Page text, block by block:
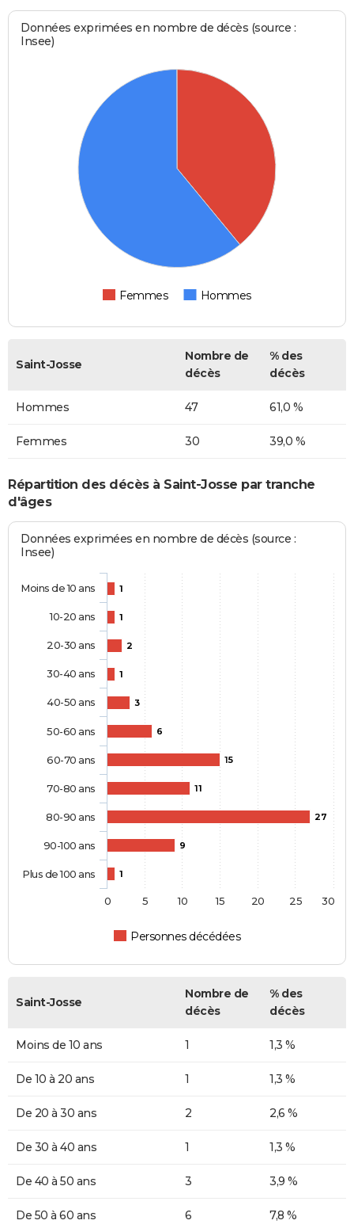
Données exprimées en nombre de décès (source :
Insee)
Femmes Hommes
Saint-Josse
Nombre de
décès
% des
décès
Hommes 47 61,0 %
Femmes 30 39,0 %
Répartition des décès à Saint-Josse par tranche
d'âges
Données exprimées en nombre de décès (source :
Insee)
1
1
2
1
3
6
15
11
27
9
1
Personnes décédées
Moins de 10 ans
10-20 ans
20-30 ans
30-40 ans
40-50 ans
50-60 ans
60-70 ans
70-80 ans
80-90 ans
90-100 ans
Plus de 100 ans
0 5 10 15 20 25 30
Saint-Josse
Nombre de
décès
% des
décès
Moins de 10 ans 1 1,3 %
De 10 à 20 ans 1 1,3 %
De 20 à 30 ans 2 2,6 %
De 30 à 40 ans 1 1,3 %
De 40 à 50 ans 3 3,9 %
De 50 à 60 ans 6 7,8 %